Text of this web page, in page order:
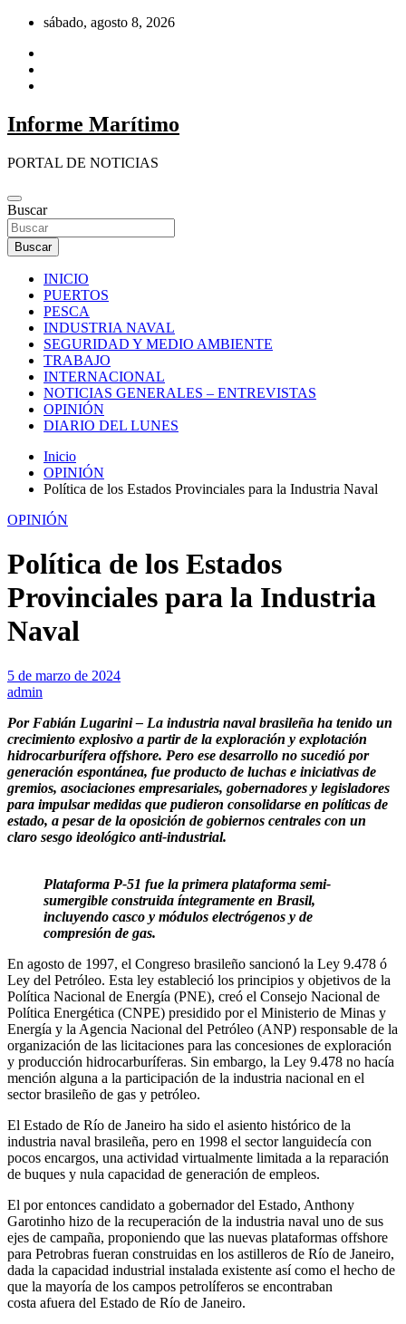
Saltar
contenido
sábado, agosto 8, 2026
Informe Marítimo
PORTAL DE NOTICIAS
Buscar
Buscar
INICIO
PUERTOS
PESCA
INDUSTRIA NAVAL
SEGURIDAD Y MEDIO AMBIENTE
TRABAJO
INTERNACIONAL
NOTICIAS GENERALES – ENTREVISTAS
OPINIÓN
DIARIO DEL LUNES
Inicio
OPINIÓN
Política de los Estados Provinciales para la Industria Naval
OPINIÓN
Política de los Estados
Provinciales para la Industria
Naval
5 de marzo de 2024
admin
Por Fabián Lugarini – La industria naval brasileña ha tenido un
crecimiento explosivo a partir de la exploración y explotación
hidrocarburífera offshore. Pero ese desarrollo no sucedió por
generación espontánea, fue producto de luchas e iniciativas de
gremios, asociaciones empresariales, gobernadores y legisladores
para impulsar medidas que pudieron consolidarse en políticas de
estado, a pesar de la oposición de gobiernos centrales con un
claro sesgo ideológico anti-industrial.
Plataforma P-51 fue la primera plataforma semi-
sumergible construida íntegramente en Brasil,
incluyendo casco y módulos electrógenos y de
compresión de gas.
En agosto de 1997, el Congreso brasileño sancionó la Ley 9.478 ó
Ley del Petróleo. Esta ley estableció los principios y objetivos de la
Política Nacional de Energía (PNE), creó el Consejo Nacional de
Política Energética (CNPE) presidido por el Ministerio de Minas y
Energía y la Agencia Nacional del Petróleo (ANP) responsable de la
organización de las licitaciones para las concesiones de exploración
y producción hidrocarburíferas. Sin embargo, la Ley 9.478 no hacía
mención alguna a la participación de la industria nacional en el
sector brasileño de gas y petróleo.
El Estado de Río de Janeiro ha sido el asiento histórico de la
industria naval brasileña, pero en 1998 el sector languidecía con
pocos encargos, una actividad virtualmente limitada a la reparación
de buques y nula capacidad de generación de empleos.
El por entonces candidato a gobernador del Estado, Anthony
Garotinho hizo de la recuperación de la industria naval uno de sus
ejes de campaña, proponiendo que las nuevas plataformas offshore
para Petrobras fueran construidas en los astilleros de Río de Janeiro,
dada la capacidad industrial instalada existente así como el hecho de
que la mayoría de los campos petrolíferos se encontraban
costa afuera del Estado de Río de Janeiro.